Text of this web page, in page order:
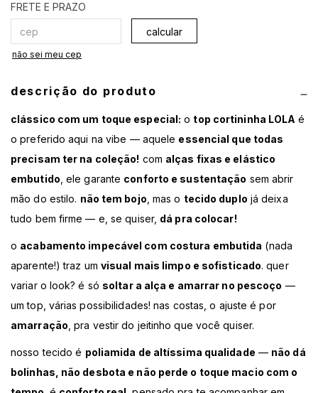
calcular
não sei meu cep
descrição do produto
clássico com um toque especial: o top cortininha LOLA é
o preferido aqui na vibe — aquele essencial que todas
precisam ter na coleção! com alças fixas e elástico
embutido , ele garante conforto e sustentação sem abrir
mão do estilo. não tem bojo , mas o tecido duplo já deixa
tudo bem firme — e, se quiser, dá pra colocar!
o acabamento impecável com costura embutida (nada
aparente!) traz um visual mais limpo e sofisticado. quer
variar o look? é só soltar a alça e amarrar no pescoço —
um top, várias possibilidades! nas costas, o ajuste é por
amarração , pra vestir do jeitinho que você quiser.
nosso tecido é poliamida de altíssima qualidade — não dá
bolinhas, não desbota e não perde o toque macio com o